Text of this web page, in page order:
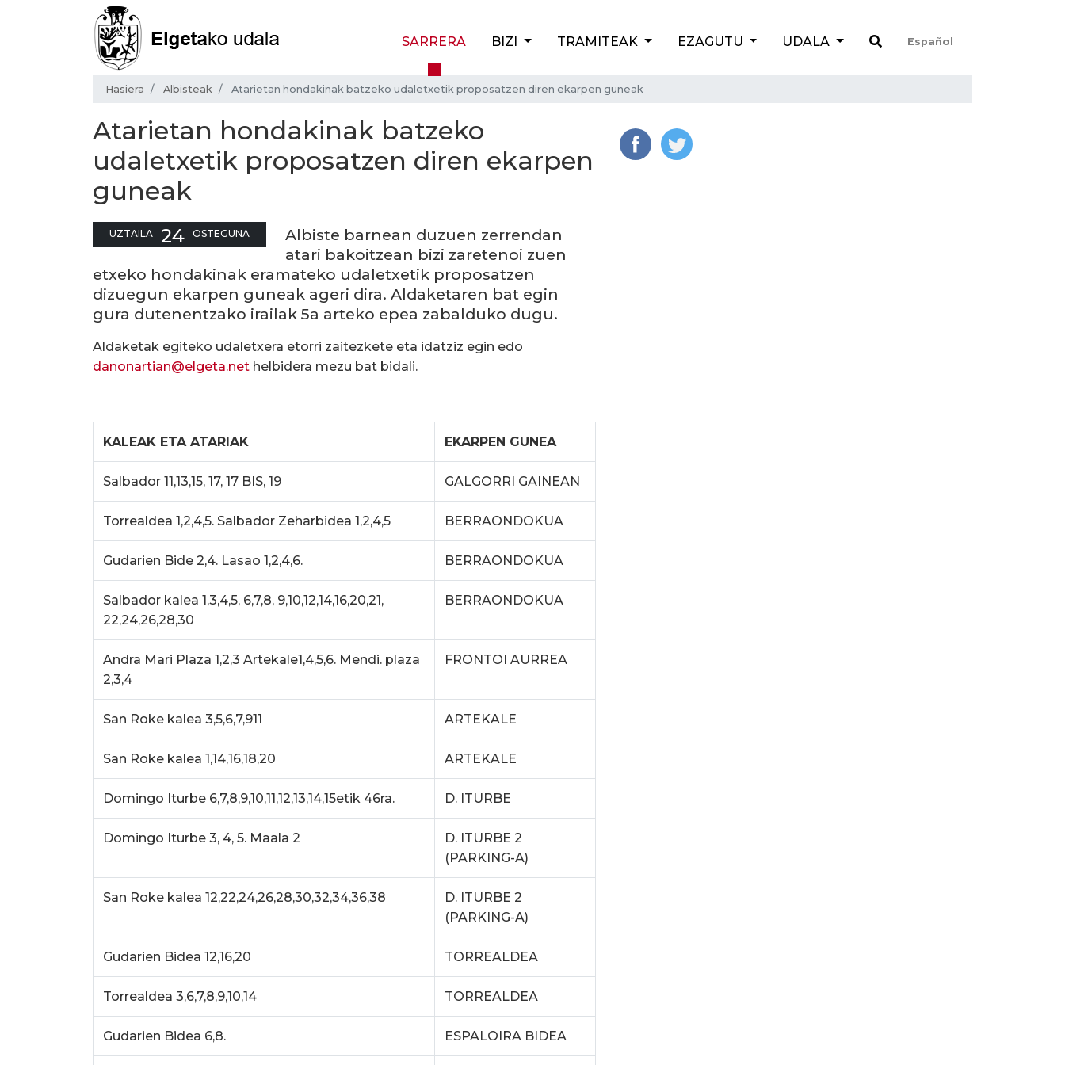
SARRERA BIZI TRAMITEAK EZAGUTU UDALA Español
Hasiera Albisteak Atarietan hondakinak batzeko udaletxetik proposatzen diren ekarpen guneak
Atarietan hondakinak batzeko
udaletxetik proposatzen diren ekarpen
guneak
UZTAILA 24 OSTEGUNA
Albiste barnean duzuen zerrendan
atari bakoitzean bizi zaretenoi zuen
etxeko hondakinak eramateko udaletxetik proposatzen
dizuegun ekarpen guneak ageri dira. Aldaketaren bat egin
gura dutenentzako irailak 5a arteko epea zabalduko dugu.
Aldaketak egiteko udaletxera etorri zaitezkete eta idatziz egin edo
danonartian@elgeta.net helbidera mezu bat bidali.
KALEAK ETA ATARIAK EKARPEN GUNEA
Salbador 11,13,15, 17, 17 BIS, 19 GALGORRI GAINEAN
Torrealdea 1,2,4,5. Salbador Zeharbidea 1,2,4,5 BERRAONDOKUA
Gudarien Bide 2,4. Lasao 1,2,4,6. BERRAONDOKUA
Salbador kalea 1,3,4,5, 6,7,8, 9,10,12,14,16,20,21,
22,24,26,28,30
BERRAONDOKUA
Andra Mari Plaza 1,2,3 Artekale1,4,5,6. Mendi. plaza
2,3,4
FRONTOI AURREA
San Roke kalea 3,5,6,7,911 ARTEKALE
San Roke kalea 1,14,16,18,20 ARTEKALE
Domingo Iturbe 6,7,8,9,10,11,12,13,14,15etik 46ra. D. ITURBE
Domingo Iturbe 3, 4, 5. Maala 2
D. ITURBE 2
(PARKING-A)
San Roke kalea 12,22,24,26,28,30,32,34,36,38
D. ITURBE 2
(PARKING-A)
Gudarien Bidea 12,16,20 TORREALDEA
Torrealdea 3,6,7,8,9,10,14 TORREALDEA
Gudarien Bidea 6,8. ESPALOIRA BIDEA